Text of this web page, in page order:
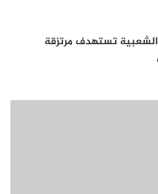
تستهدف مرتزقة